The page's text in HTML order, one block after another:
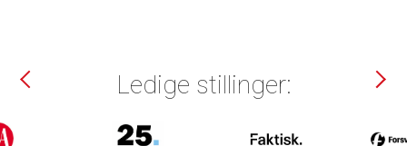
Ledige stillinger: